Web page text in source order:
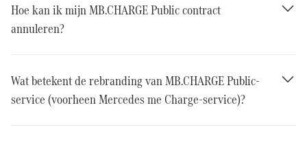
Hoe kan ik mijn MB.CHARGE Public contract
annuleren?
Wat betekent de rebranding van MB.CHARGE Public-
service (voorheen Mercedes me Charge-service)?